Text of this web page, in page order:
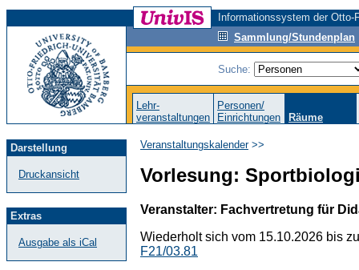
Informationssystem der
Sammlung/Stundenplan
Suche:
Lehr-
veranstaltungen
Personen/
Einrichtungen
Räume
Darstellung
Druckansicht
Extras
Ausgabe als iCal
Veranstaltungskalender>>
Vorlesung:
Veranstalter: Fachvertretung für
Wiederholt sich vom 15.10.2026 bis
F21/03.81